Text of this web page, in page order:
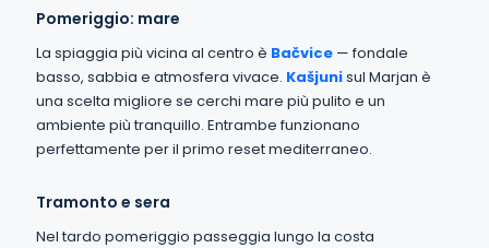
Pomeriggio: mare
La spiaggia più vicina al centro è Bačvice — fondale
basso, sabbia e atmosfera vivace. Kašjunisul Marjan è
una scelta migliore se cerchi mare più pulito e un
ambiente più tranquillo. Entrambe funzionano
perfettamente per il primo reset mediterraneo.
Tramonto e sera
Nel tardo pomeriggio passeggia lungo la costa